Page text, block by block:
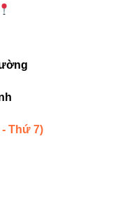
chói mắt, trải sáng
30.000 giờ,
mọi phong cách
thích với
Thứ 7)